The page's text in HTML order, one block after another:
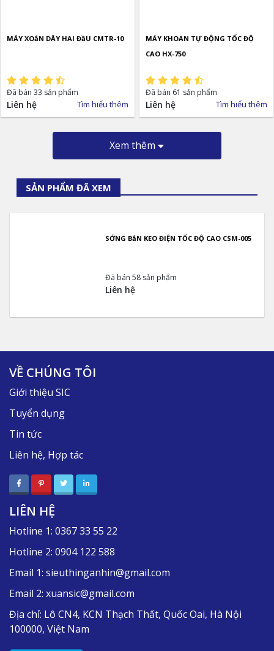
MÁY XOắN DÂY HAI ĐầU CMTR-10
Đã bán 33 sản phẩm
Liên hệ Tìm hiểu thêm
MÁY KHOAN TỰ ĐỘNG TỐC ĐỘ
CAO HX-750
Đã bán 61 sản phẩm
Liên hệ Tìm hiểu thêm
Xem thêm
SẢN PHẨM ĐÃ XEM
SỚNG BắN KEO ĐIỆN TỐC ĐỘ CAO CSM-005
Đã bán 58 sản phẩm
Liên hệ
VỀ CHÚNG TÔI
Giới thiệu SIC
Tuyển dụng
Tin tức
Liên hệ, Hợp tác
LIÊN HỆ
Hotline 1: 0367 33 55 22
Hotline 2: 0904 122 588
Email 1: sieuthinganhin@gmail.com
Email 2: xuansic@gmail.com
Địa chỉ: Lô CN4, KCN Thạch Thất, Quốc Oai, Hà Nội
100000, Việt Nam